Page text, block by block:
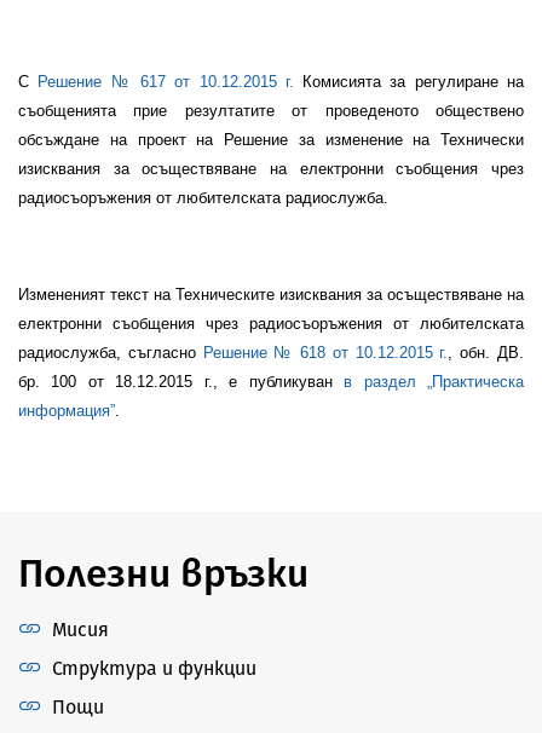
С Решение № 617 от 10.12.2015 г.
Комисията за регулиране на
съобщенията прие резултатите от проведеното обществено
обсъждане на проект на Решение за изменение на Технически
изисквания за осъществяване на електронни съобщения чрез
радиосъоръжения от любителската радиослужба.
Измененият текст на Техническите изисквания за осъществяване на
електронни съобщения чрез радиосъоръжения от любителската
радиослужба , съгласно Решение № 618 от 10. 12.2015 г.
, обн. ДВ.
бр. 100 от 18.12.2015 г., е публикуван в раздел „Практическа
информация”
Полезни връзки
Мисия
Структура и функции
Пощи